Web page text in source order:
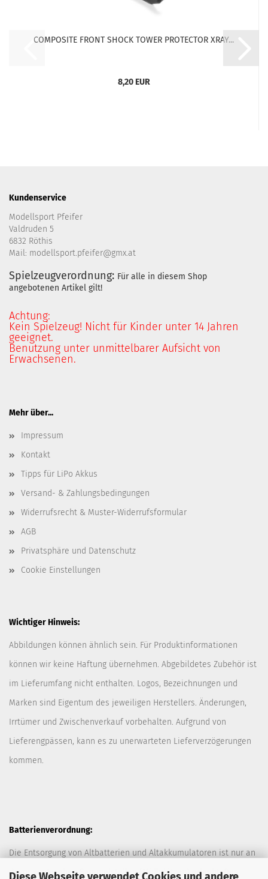
Diese Webseite verwendet Cookies und andere
COMPOSITE FRONT SHOCK TOWER PROTECTOR XRAY...
8,20 EUR
Kundenservice
Modellsport Pfeifer
Valdruden 5
6832 Röthis
Mail: modellsport.pfeifer@gmx.at
Spielzeugverordnung: Für alle in diesem Shop
angebotenen Artikel gilt!
Achtung:
Kein Spielzeug! Nicht für Kinder unter 14 Jahren
geeignet.
Benutzung unter unmittelbarer Aufsicht von
Erwachsenen.
Mehr über...
Impressum
Kontakt
Tipps für LiPo Akkus
Versand- & Zahlungsbedingungen
Widerrufsrecht & Muster-Widerrufsformular
AGB
Privatsphäre und Datenschutz
Cookie Einstellungen
Wichtiger Hinweis:
Abbildungen können ähnlich sein. Für Produktinformationen
können wir keine Haftung übernehmen. Abgebildetes Zubehör ist
im Lieferumfang nicht enthalten. Logos, Bezeichnungen und
Marken sind Eigentum des jeweiligen Herstellers. Änderungen,
Irrtümer und Zwischenverkauf vorbehalten. Aufgrund von
Lieferengpässen, kann es zu unerwarteten Lieferverzögerungen
kommen.
Batterienverordnung:
Die Entsorgung von Altbatterien und Altakkumulatoren ist nur an
davor vorgesehen Sammelstellen (Müllplätzen) erlaubt. Des